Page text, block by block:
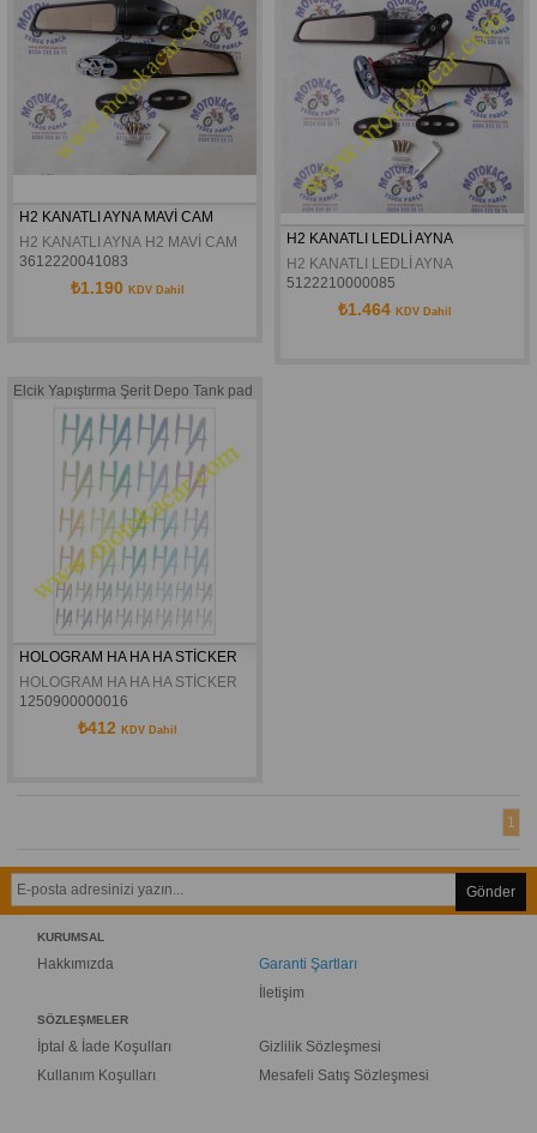
H2 KANATLI AYNA MAVİ CAM
H2 KANATLI AYNA H2 MAVİ CAM
3612220041083
₺1.190 KDV Dahil
H2 KANATLI LEDLİ AYNA
H2 KANATLI LEDLİ AYNA
5122210000085
₺1.464 KDV Dahil
Elcik Yapıştırma Şerit Depo Tank pad
HOLOGRAM HA HA HA STİCKER
HOLOGRAM HA HA HA STİCKER
1250900000016
₺412 KDV Dahil
1
Gönder
KURUMSAL
Hakkımızda
Garanti Şartları
İletişim
SÖZLEŞMELER
İptal & İade Koşulları
Kullanım Koşulları
Gizlilik Sözleşmesi
Mesafeli Satış Sözleşmesi